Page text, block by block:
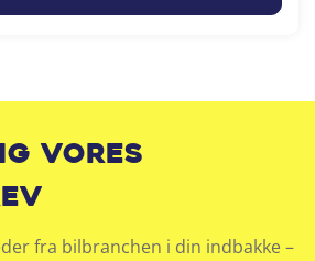
vores
fra bilbranchen i din indbakke –